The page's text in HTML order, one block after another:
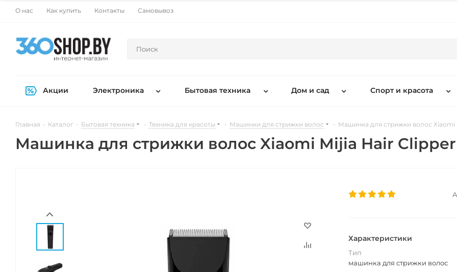
О нас Как купить Контакты Самовывоз
Акции Электроника Бытовая техника Дом и сад Спорт и красота
Главная - Каталог - Бытовая техника - Техника для красоты - Машинки для стрижки волос - Машинка для стрижки волос Xiaomi
Машинка для стрижки волос Xiaomi Mijia Hair Clipper
Характеристики
Тип
машинка для стрижки волос